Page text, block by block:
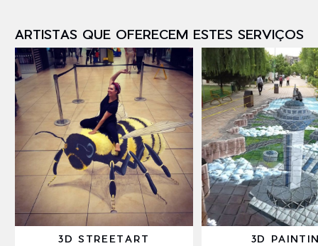
ARTISTAS QUE OFERECEM ESTES SERVIÇOS
3D STREETART 3D